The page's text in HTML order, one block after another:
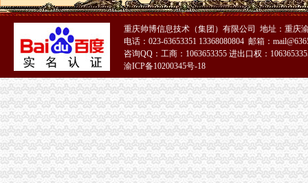
2013年出口许可证管理货物目录公布-搜狐滚动
[01-30]外资如何注册进出口贸易有限公司_上班一族_厦门小鱼社区_厦
北京进出口贸易公司注册【今日推荐网-北京商业服务其它】
如何注册外贸公司
上海注册外贸公司,求公司名称-起名取名-猪八戒网
注册外贸公司,银行开户QQ-家在深圳
外贸公司注册流程
注册深圳内资外贸公司流程和费用-深圳58同城
哪个老兄熟悉在青岛或者保税区注册外贸的公司的流程？-青青岛社区
外贸公司注册资金
如何成立一家外贸公司？低注册资本需要多少资金？-阿里巴巴行业
帮助你从零开办一家外贸公司,只收注册资金的3%代理服务费-杭州求
重庆帅博信息技术（集团）有限公司 地址：重庆
电话：023-63653351 13368080804 邮箱：
咨询QQ：工商：1063653355 进出口权：
渝ICP备10200345号-18